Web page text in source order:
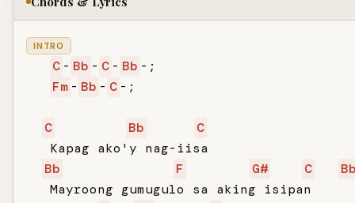
INTRO
C - Bb - C - Bb -;
Fm - Bb - C -;
C Bb
C
   Kapag ako'y nag-iisa
Bb
F G# C
   Mayroong gumugulo sa aking isipan